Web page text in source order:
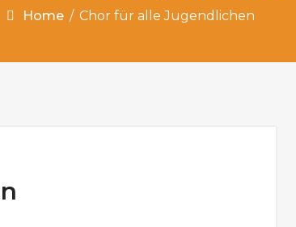
Home / Chor für alle Jugendlichen